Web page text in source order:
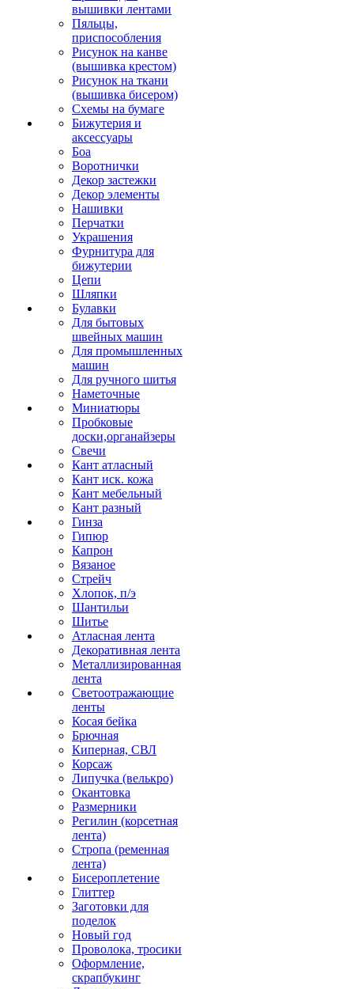
вышивки лентами
Пяльцы,
приспособления
Рисунок на канве
(вышивка крестом)
Рисунок на ткани
(вышивка бисером)
Схемы на бумаге
Бижутерия и
аксессуары
Боа
Воротнички
Декор застежки
Декор элементы
Нашивки
Перчатки
Украшения
Фурнитура для
бижутерии
Цепи
Шляпки
Булавки
Для бытовых
швейных машин
Для промышленных
машин
Для ручного шитья
Наметочные
Миниатюры
Пробковые
доски,органайзеры
Свечи
Кант атласный
Кант иск. кожа
Кант мебельный
Кант разный
Гинза
Гипюр
Капрон
Вязаное
Стрейч
Хлопок, п/э
Шантильи
Шитье
Атласная лента
Декоративная лента
Металлизированная
лента
Светоотражающие
ленты
Косая бейка
Брючная
Киперная, СВЛ
Корсаж
Липучка (велькро)
Окантовка
Размерники
Регилин (корсетная
лента)
Стропа (ременная
лента)
Бисероплетение
Глиттер
Заготовки для
поделок
Новый год
Проволока, тросики
Оформление,
скрапбукинг